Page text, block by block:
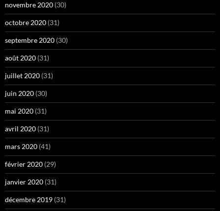
novembre 2020 (30)
octobre 2020 (31)
septembre 2020 (30)
août 2020 (31)
juillet 2020 (31)
juin 2020 (30)
mai 2020 (31)
avril 2020 (31)
mars 2020 (41)
février 2020 (29)
janvier 2020 (31)
décembre 2019 (31)